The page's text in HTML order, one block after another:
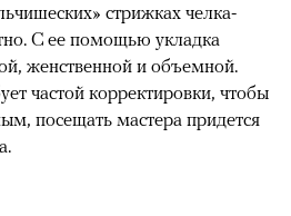
стрижках челка-
С ее помощью укладка
женственной и объемной.
частой корректировки, чтобы
посещать мастера придется